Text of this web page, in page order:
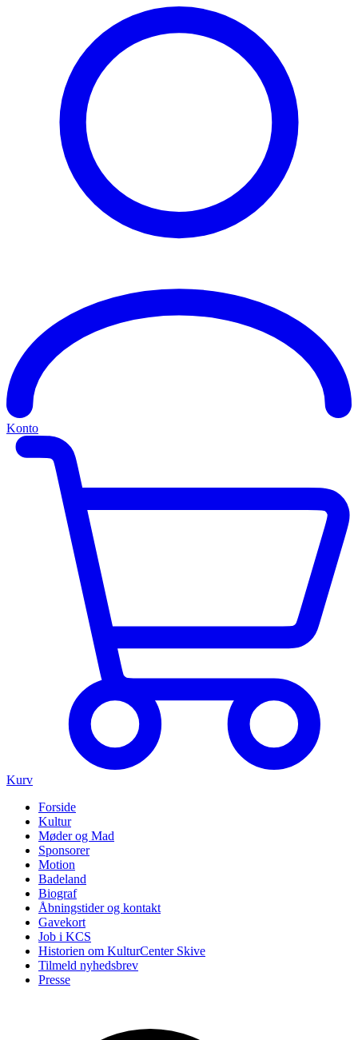
Konto
Kurv
Forside
Kultur
Møder og Mad
Sponsorer
Motion
Badeland
Biograf
Åbningstider og kontakt
Gavekort
Job i KCS
Historien om KulturCenter Skive
Tilmeld nyhedsbrev
Presse